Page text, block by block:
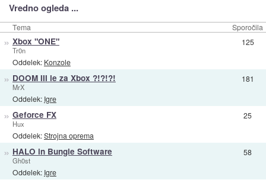
Vredno ogleda ...
Tema Sporočila
» Xbox "ONE"
Tr0n
Oddelek: Konzole
125
» DOOM III le za Xbox ?!?!?!
MrX
Oddelek: Igre
181
» Geforce FX
Hux
Oddelek:Strojna oprema
25
» HALO in Bungie Software
Gh0st
Oddelek: Igre
58